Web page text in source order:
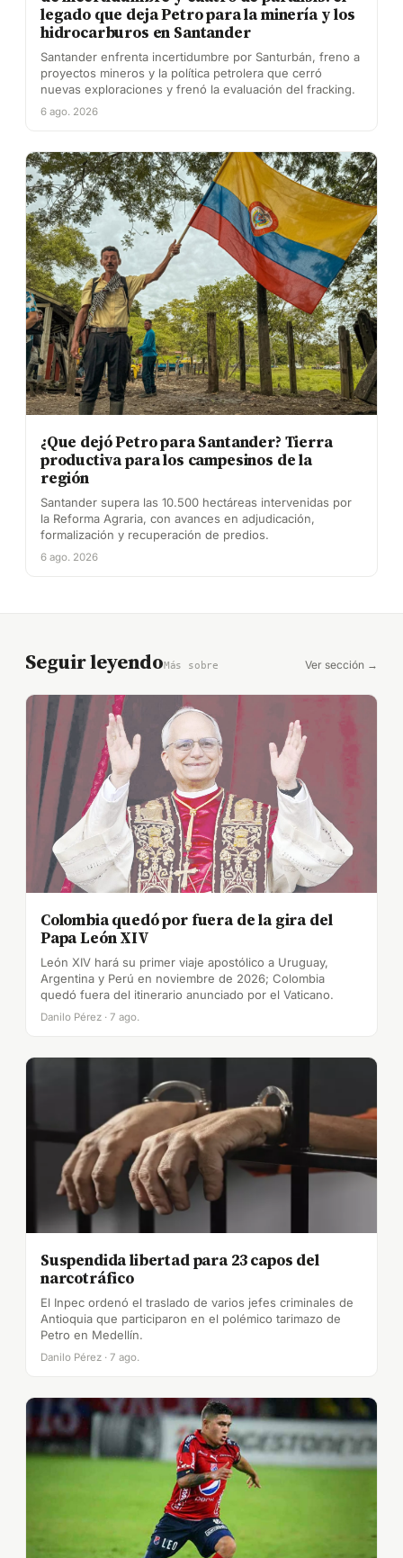
legado que deja Petro para la minería y los
hidrocarburos en Santander
Santander enfrenta incertidumbre por Santurbán, freno a
proyectos mineros y la política petrolera que cerró
nuevas exploraciones y frenó la evaluación del fracking.
6 ago. 2026
¿Que dejó Petro para Santander? Tierra
productiva para los campesinos de la
región
Santander supera las 10.500 hectáreas intervenidas por
la Reforma Agraria, con avances en adjudicación,
formalización y recuperación de predios.
6 ago. 2026
Seguir leyendoMás sobre Ver sección →
Colombia quedó por fuera de la gira del
Papa León XIV
León XIV hará su primer viaje apostólico a Uruguay,
Argentina y Perú en noviembre de 2026; Colombia
quedó fuera del itinerario anunciado por el Vaticano.
Danilo Pérez · 7 ago.
Suspendida libertad para 23 capos del
narcotráfico
El Inpec ordenó el traslado de varios jefes criminales de
Antioquia que participaron en el polémico tarimazo de
Petro en Medellín.
Danilo Pérez · 7 ago.